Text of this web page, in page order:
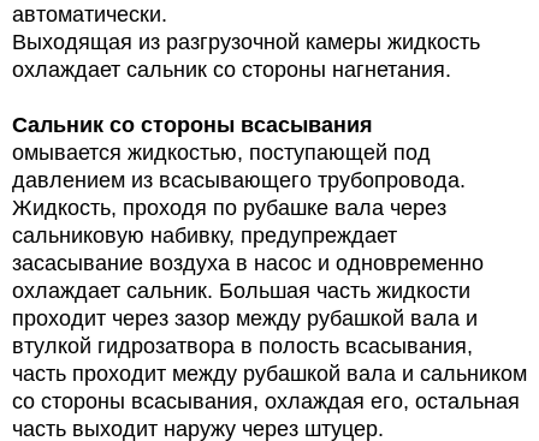
автоматически.
Выходящая из разгрузочной камеры жидкость
охлаждает сальник со стороны нагнетания.
Сальник со стороны всасывания
омывается жидкостью, поступающей под
давлением из всасывающего трубопровода.
Жидкость, проходя по рубашке вала через
сальниковую набивку, предупреждает
засасывание воздуха в насос и одновременно
охлаждает сальник. Большая часть жидкости
проходит через зазор между рубашкой вала и
втулкой гидрозатвора в полость всасывания,
часть проходит между рубашкой вала и сальником
со стороны всасывания, охлаждая его, остальная
часть выходит наружу через штуцер.